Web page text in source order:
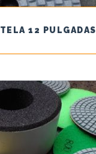
TELA 12 PULGADAS